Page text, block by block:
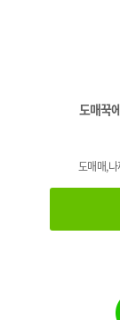
도매꾹
도매매,